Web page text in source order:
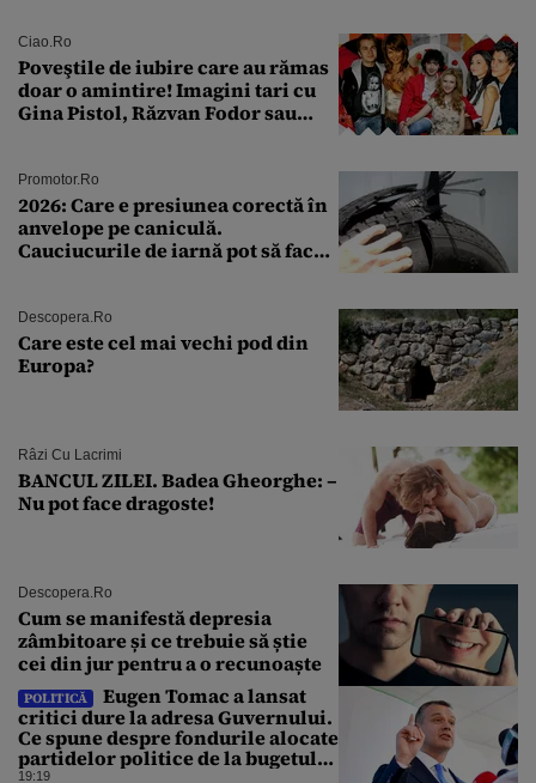
Ciao.ro
Poveştile de iubire care au rămas
doar o amintire! Imagini tari cu
Gina Pistol, Răzvan Fodor sau
Promotor.ro
2026: Care e presiunea corectă în
anvelope pe caniculă.
Cauciucurile de iarnă pot să facă
Descopera.ro
Care este cel mai vechi pod din
Europa?
Râzi Cu Lacrimi
BANCUL ZILEI. Badea Gheorghe: –
Nu pot face dragoste!
Descopera.ro
Cum se manifestă depresia
zâmbitoare și ce trebuie să știe
cei din jur pentru a o recunoaște
POLITICĂ
Eugen Tomac a lansat
critici dure la adresa Guvernului.
Ce spune despre fondurile alocate
partidelor politice de la bugetul
19:19